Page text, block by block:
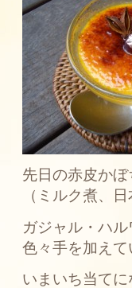
先日の赤皮か
（ミルク煮、
ガジャル・ハ
色々手を加え
いまいち当て